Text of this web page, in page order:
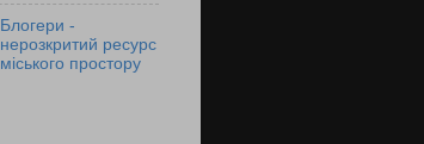
Блогери -
нерозкритий ресурс
міського простору